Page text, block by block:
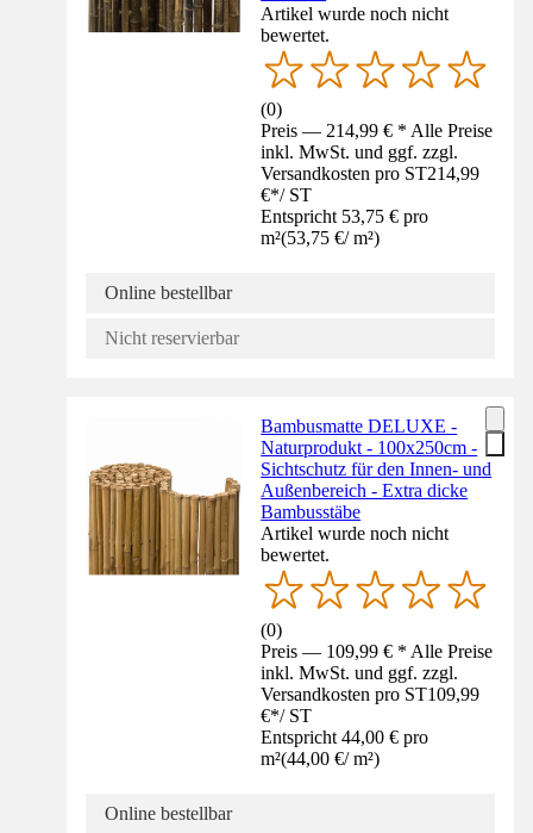
Artikel wurde noch nicht
bewertet.
(0)
Preis — 214,99 € * Alle Preise
inkl. MwSt. und ggf. zzgl.
Versandkosten pro ST214,99
€*/ ST
Entspricht 53,75 € pro
m²(53,75 €/ m²)
Online bestellbar
Nicht reservierbar
Bambusmatte DELUXE -
Naturprodukt - 100x250cm -
Sichtschutz für den Innen- und
Außenbereich - Extra dicke
Bambusstäbe
Artikel wurde noch nicht
bewertet.
(0)
Preis — 109,99 € * Alle Preise
inkl. MwSt. und ggf. zzgl.
Versandkosten pro ST109,99
€*/ ST
Entspricht 44,00 € pro
m²(44,00 €/ m²)
Online bestellbar